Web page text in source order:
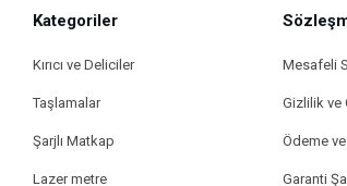
Gönder
Kategoriler
Kırıcı ve Deliciler
Taşlamalar
Şarjlı Matkap
Lazer metre
Mesafeli
Gizlilik ve
Ödeme
Garanti